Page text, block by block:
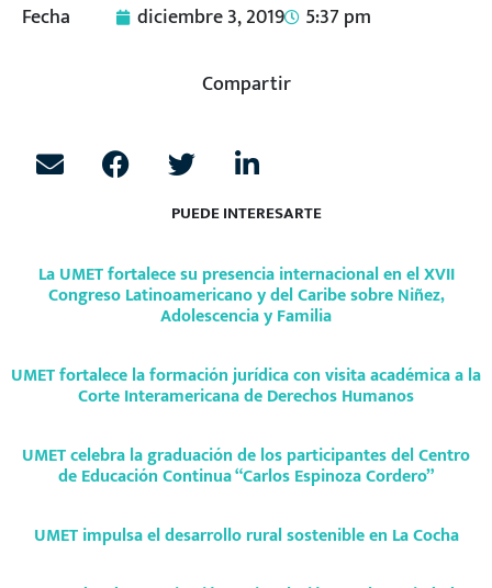
Fecha diciembre 3, 2019 5:37 pm
Compartir
PUEDE INTERESARTE
La UMET fortalece su presencia internacional en el XVII
Congreso Latinoamericano y del Caribe sobre Niñez,
Adolescencia y Familia
UMET fortalece la formación jurídica con visita académica a la
Corte Interamericana de Derechos Humanos
UMET celebra la graduación de los participantes del Centro
de Educación Continua “Carlos Espinoza Cordero”
UMET impulsa el desarrollo rural sostenible en La Cocha